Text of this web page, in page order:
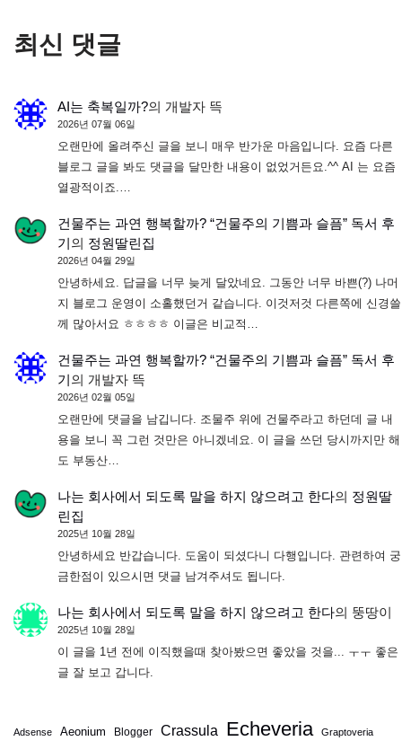
최신 댓글
AI는 축복일까?의 개발자 뜩
2026년 07월 06일
오랜만에 올려주신 글을 보니 매우 반가운 마음입니다. 요즘 다른
블로그 글을 봐도 댓글을 달만한 내용이 없었거든요.^^ AI 는 요즘
열광적이죠.…
건물주는 과연 행복할까? “건물주의 기쁨과 슬픔” 독서 후
기의 정원딸린집
2026년 04월 29일
안녕하세요. 답글을 너무 늦게 달았네요. 그동안 너무 바쁜(?) 나머
지 블로그 운영이 소홀했던거 같습니다. 이것저것 다른쪽에 신경쓸
께 많아서요 ㅎㅎㅎㅎ 이글은 비교적…
건물주는 과연 행복할까? “건물주의 기쁨과 슬픔” 독서 후
기의 개발자 뜩
2026년 02월 05일
오랜만에 댓글을 남깁니다. 조물주 위에 건물주라고 하던데 글 내
용을 보니 꼭 그런 것만은 아니겠네요. 이 글을 쓰던 당시까지만 해
도 부동산…
나는 회사에서 되도록 말을 하지 않으려고 한다의 정원딸
린집
2025년 10월 28일
안녕하세요 반갑습니다. 도움이 되셨다니 다행입니다. 관련하여 궁
금한점이 있으시면 댓글 남겨주셔도 됩니다.
나는 회사에서 되도록 말을 하지 않으려고 한다의 뚱땅이
2025년 10월 28일
이 글을 1년 전에 이직했을때 찾아봤으면 좋았을 것을... ㅜㅜ 좋은
글 잘 보고 갑니다.
Adsense Aeonium Blogger Crassula Echeveria Graptoveria